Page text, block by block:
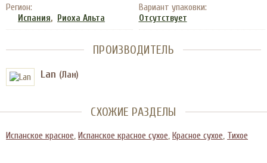
Регион:
Испания, Риоха Альта
Вариант упаковки:
Отсутствует
ПРОИЗВОДИТЕЛЬ
Lan (Лан)
СХОЖИЕ РАЗДЕЛЫ
Испанское красное, Испанское красное сухое, Красное сухое, Тихое